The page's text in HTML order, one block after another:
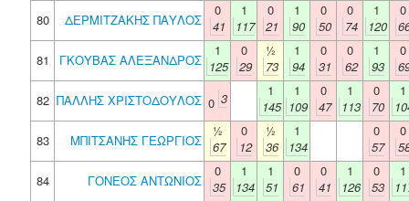
80
ΔΕΡΜΙΤΖΑΚΗΣ ΠΑΥΛΟΣ
0
41
1
117
0
21
1
90
0
50
0
74
1
120
0
81
ΓΚΟΥΒΑΣ ΑΛΕΞΑΝΔΡΟΣ
1
125
0
29
½
73
1
94
0
31
0
62
1
93
0
82 ΠΑΛΛΗΣ ΧΡΙΣΤΟΔΟΥΛΟΣ 0 3
1
145
1
109
0
47
1
113
0
70
1
83
ΜΠΙΤΣΑΝΗΣ ΓΕΩΡΓΙΟΣ
½
67
0
12
½
36
1
134
0
57
0
84
ΓΟΝΕΟΣ ΑΝΤΩΝΙΟΣ
0
35
1
134
1
51
0
61
0
41
1
126
0
53
1